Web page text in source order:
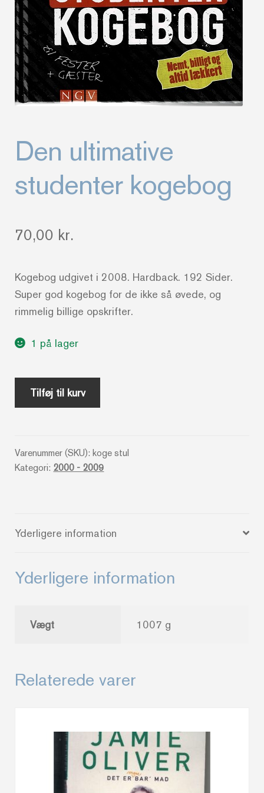
Den ultimative
studenter kogebog
70,00 kr.
Kogebog udgivet i 2008. Hardback. 192 Sider.
Super god kogebog for de ikke så øvede, og
rimmelig billige opskrifter.
1 på lager
Den
ultimative
antal
Tilføj til kurv
Varenummer (SKU):koge stul
Kategori: 2000 - 2009
Yderligere information
Yderligere information
Vægt 1007 g
Relaterede varer